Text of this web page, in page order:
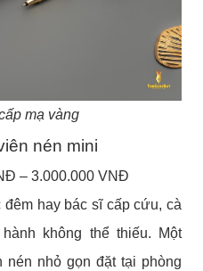
mạ vàng
nén mini
– 3.000.000 VNĐ
hay bác sĩ cấp cứu, cà
không thể thiếu. Một
nén nhỏ gọn đặt tại phòng